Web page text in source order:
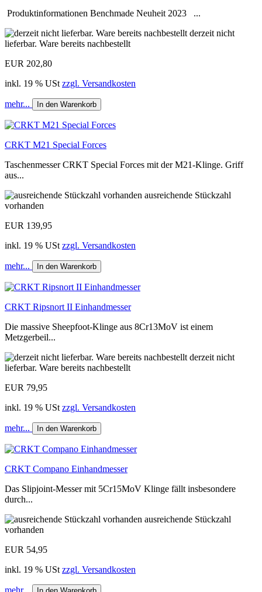
Produktinformationen Benchmade Neuheit 2023 ...
derzeit nicht
lieferbar. Ware bereits nachbestellt
EUR 202,80
inkl. 19 % USt zzgl. Versandkosten
mehr... In den Warenkorb
CRKT M21 Special Forces
Taschenmesser CRKT Special Forces mit der M21-Klinge. Griff
aus...
ausreichende Stückzahl
vorhanden
EUR 139,95
inkl. 19 % USt zzgl. Versandkosten
mehr... In den Warenkorb
CRKT Ripsnort II Einhandmesser
Die massive Sheepfoot-Klinge aus 8Cr13MoV ist einem
Metzgerbeil...
derzeit nicht
lieferbar. Ware bereits nachbestellt
EUR 79,95
inkl. 19 % USt zzgl. Versandkosten
mehr... In den Warenkorb
CRKT Compano Einhandmesser
Das Slipjoint-Messer mit 5Cr15MoV Klinge fällt insbesondere
durch...
ausreichende Stückzahl
vorhanden
EUR 54,95
inkl. 19 % USt zzgl. Versandkosten
mehr...